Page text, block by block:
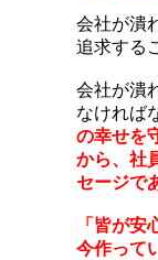
会社が潰
追求する
会社が潰
なければ
の幸せを
から、社
セージで
「皆が
今作って